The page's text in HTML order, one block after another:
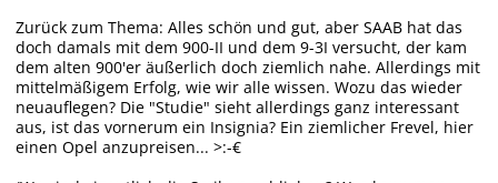
Zurück zum Thema: Alles schön und gut, aber SAAB hat das
doch damals mit dem 900-II und dem 9-3I versucht, der kam
dem alten 900'er äußerlich doch ziemlich nahe. Allerdings mit
mittelmäßigem Erfolg, wie wir alle wissen. Wozu das wieder
neuauflegen? Die "Studie" sieht allerdings ganz interessant
aus, ist das vornerum ein Insignia? Ein ziemlicher Frevel, hier
einen Opel anzupreisen... >:-€